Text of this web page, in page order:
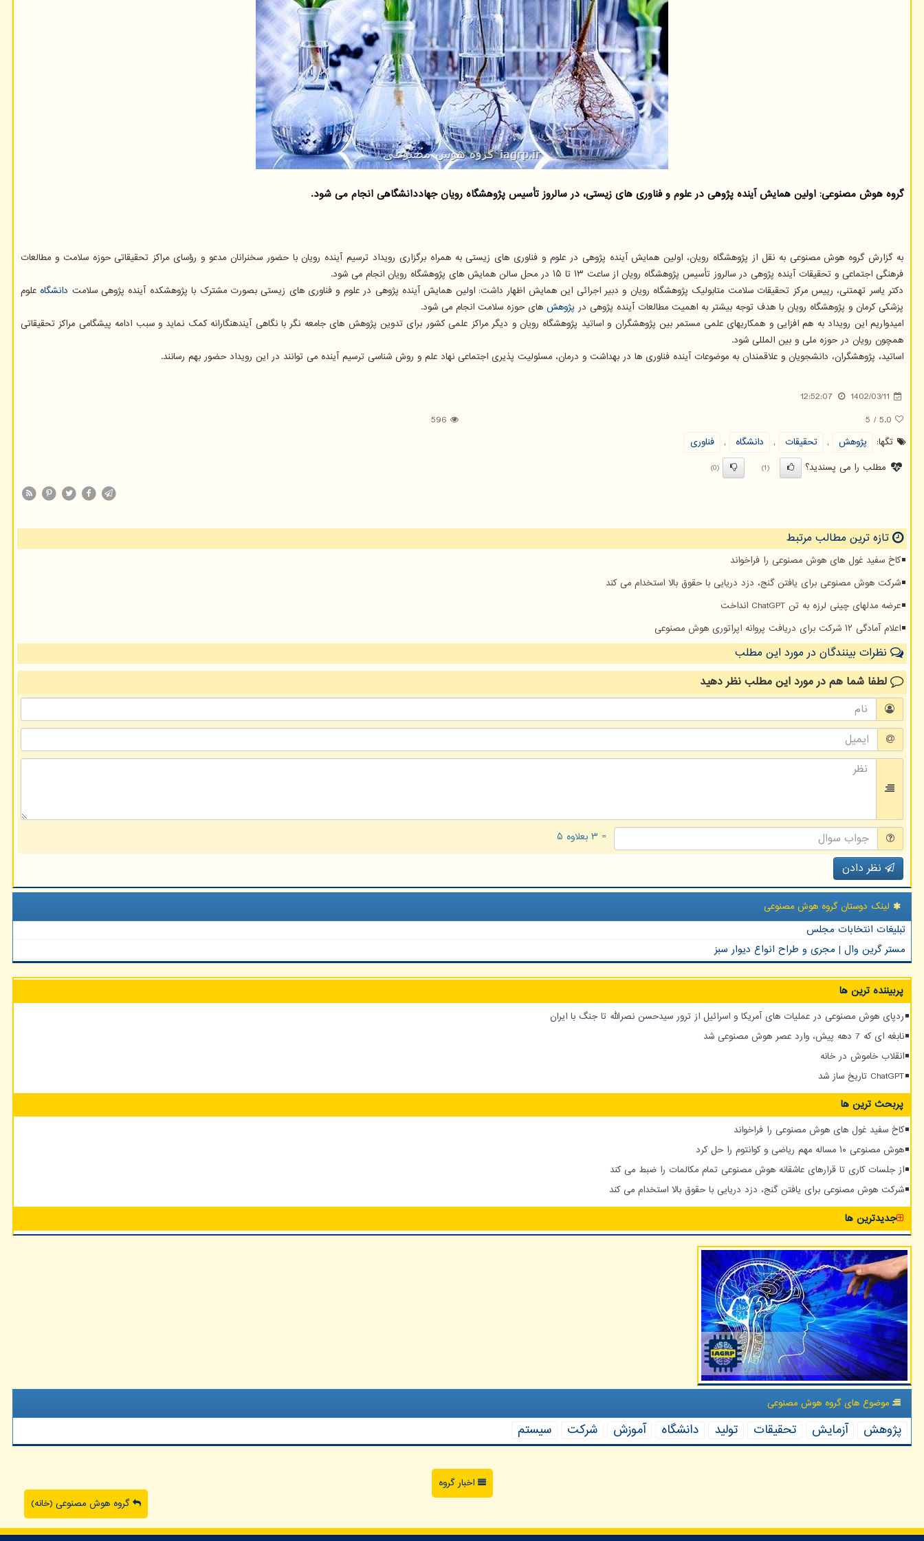
گروه هوش مصنوعی: اولین همایش آینده پژوهی در علوم و فناوری های زیستی، در سالروز تأسیس پژوهشگاه رویان جهاددانشگاهی انجام می شود.
به گزارش گروه هوش مصنوعی به نقل از پژوهشگاه رویان، اولین همایش آینده پژوهی در علوم و فناوری های زیستی به همراه برگزاری رویداد ترسیم آینده رویان با حضور سخنرانان مدعو و رؤسای مراکز تحقیقاتی حوزه سلامت و مطالعات
فرهنگی اجتماعی و تحقیقات آینده پژوهی در سالروز تأسیس پژوهشگاه رویان از ساعت ۱۳ تا ۱۵ در محل سالن همایش های پژوهشگاه رویان انجام می شود.
دکتر یاسر تهمتنی، رییس مرکز تحقیقات سلامت متابولیک پژوهشگاه رویان و دبیر اجرائی این همایش اظهار داشت: اولین همایش آینده پژوهی در علوم و فناوری های زیستی بصورت مشترک با پژوهشکده آینده پژوهی سلامت دانشگاه علوم
پزشکی کرمان و پژوهشگاه رویان با هدف توجه بیشتر به اهمیت مطالعات آینده پژوهی در پژوهش های حوزه سلامت انجام می شود.
امیدواریم این رویداد به هم افزایی و همکاریهای علمی مستمر بین پژوهشگران و اساتید پژوهشگاه رویان و دیگر مراکز علمی کشور برای تدوین پژوهش های جامعه نگر با نگاهی آیندهنگارانه کمک نماید و سبب ادامه پیشگامی مراکز تحقیقاتی
همچون رویان در حوزه ملی و بین المللی شود.
اساتید، پژوهشگران، دانشجویان و علاقمندان به موضوعات آینده فناوری ها در بهداشت و درمان، مسئولیت پذیری اجتماعی نهاد علم و روش شناسی ترسیم آینده می توانند در این رویداد حضور بهم رسانند.
1402/03/11
12:52:07
5.0
/
5
596
تگها:
پژوهش , تحقیقات , دانشگاه ,
فناوری
مطلب را می پسندید؟
(1)
(0)
تازه ترین مطالب مرتبط
کاخ سفید غول های هوش مصنوعی را فراخواند
شرکت هوش مصنوعی برای یافتن گنج، دزد دریایی با حقوق بالا استخدام می کند
عرضه مدلهای چینی لرزه به تن ChatGPT انداخت
اعلام آمادگی ۱۲ شرکت برای دریافت پروانه اپراتوری هوش مصنوعی
نظرات بینندگان در مورد این مطلب
لطفا شما همدر مورد این مطلبنظر دهید
= ۳ بعلاوه ۵
نظر دادن
لینک دوستان گروه هوش مصنوعی
تبلیغات انتخابات مجلس
مستر گرین وال | مجری و طراح انواع دیوار سبز
پربیننده ترین ها
ردپای هوش مصنوعی در عملیات های آمریکا و اسرائیل از ترور سیدحسن نصرالله تا جنگ با ایران
نابغه ای که 7 دهه پیش، وارد عصر هوش مصنوعی شد
انقلاب خاموش در خانه
ChatGPT تاریخ ساز شد
پربحث ترین ها
کاخ سفید غول های هوش مصنوعی را فراخواند
هوش مصنوعی ۱۰ مساله مهم ریاضی و کوانتوم را حل کرد
از جلسات کاری تا قرارهای عاشقانه هوش مصنوعی تمام مکالمات را ضبط می کند
شرکت هوش مصنوعی برای یافتن گنج، دزد دریایی با حقوق بالا استخدام می کند
جدیدترین ها
موضوع های گروه هوش مصنوعی
پژوهش آزمایش تحقیقات تولید دانشگاه آموزش شركت سیستم
اخبار گروه
گروه هوش مصنوعی (خانه)